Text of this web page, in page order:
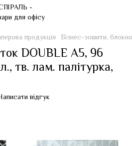
продукція Бізнес-зошити,
DOUBLE А5, 96
тв. лам. палітурка,
відгук